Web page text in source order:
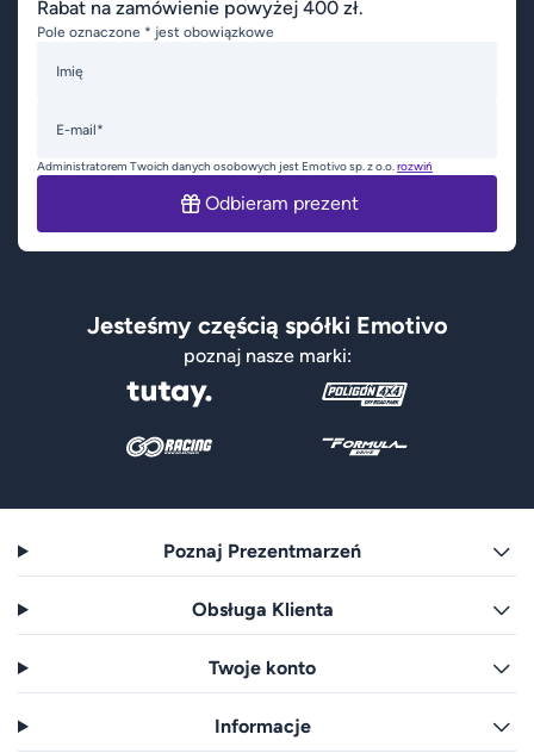
Rabat na zamówienie powyżej 400 zł.
Pole oznaczone * jest obowiązkowe
Imię
E-mail*
Administratorem Twoich danych osobowych jest Emotivo sp. z o.o.rozwiń
Odbieram prezent
Jesteśmy częścią spółki Emotivo
poznaj nasze marki:
Poznaj Prezentmarzeń
Obsługa Klienta
Twoje konto
Informacje